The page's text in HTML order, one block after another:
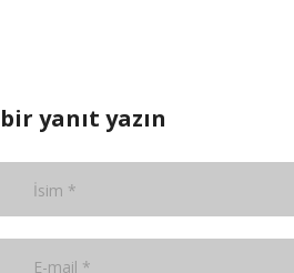
bir yanıt yazın